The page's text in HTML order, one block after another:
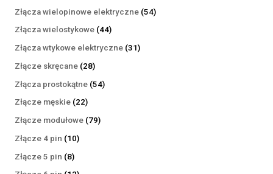
produktów
Złącza wielopinowe elektryczne 5454
Złącza wielostykowe 4444
produkty
Złącza wtykowe elektryczne 3131
Złącze skręcane 2828
produktów
Złącza prostokątne 5454
Złącze męskie 2222
produkty
Złącze modułowe 7979
Złącze 4 pin 1010
Złącze 5 pin 88
produktów